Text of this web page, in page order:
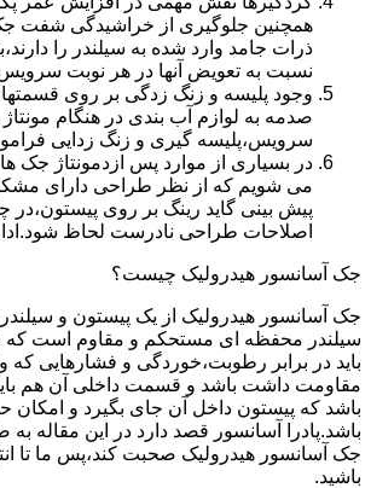
همچنین جلوگیری از خراشیدگی شفت
ذرات جامد وارد شده به سیلندر را
نسبت به تعویض آنها در هر نوبت
وجود پلیسه و زنگ زدگی بر روی
صدمه به لوازم آب بندی در هنگام
سرویس،پلیسه گیری و زنگ زدایی
در بسیاری از موارد پس ازدمونتاژ جک ها
می شویم که از نظر طراحی دارای
پیش بینی گاید رینگ بر روی پیستون،در
اصلاحات طراحی نادرست لحاظ
جک آسانسور هیدرولیک چیست؟
جک آسانسور هیدرولیک از یک پیستون و
سیلندر محفظه ای مستحکم و مقاوم است
باید در برابر رطوبت،خوردگی و فشارهایی که
مقاومت داشت باشد و قسمت داخلی آن هم
باشد که پیستون داخل آن جای بگیرد و امکان
باشد.پادرا آسانسور قصد دارد در این مقاله
جک آسانسور هیدرولیک صحبت کند،پس ما تا
باشید.